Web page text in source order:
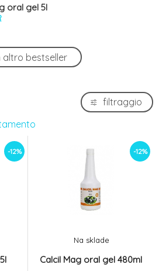
oral gel 5l
oral gel 480ml
oral gel 5l
altro bestseller
filtraggio
-12% -12%
Calcil Mag oral gel 480ml
Na sklade